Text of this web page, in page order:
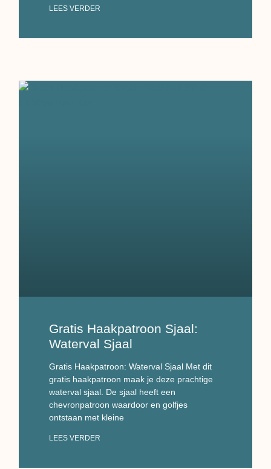
LEES VERDER
Gratis Haakpatroon Sjaal:
Waterval Sjaal
Gratis Haakpatroon: Waterval Sjaal Met dit
gratis haakpatroon maak je deze prachtige
waterval sjaal. De sjaal heeft een
chevronpatroon waardoor en golfjes
ontstaan met kleine
LEES VERDER